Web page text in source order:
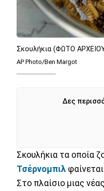
Σκουλήκια (ΦΩΤΟ
AP Photo/Ben Margot
Δες
Σκουλήκια τα οποία
Τσέρνομπιλ
Στο πλαίσιο μιας